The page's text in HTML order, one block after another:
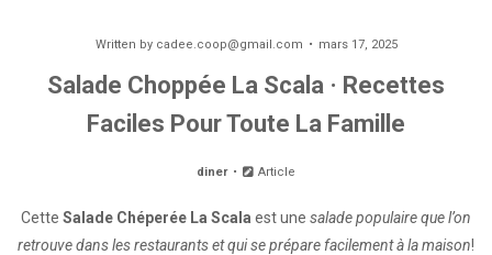
Written by cadee.coop@gmail.com mars 17, 2025
Salade Choppée La Scala · Recettes
Faciles Pour Toute La Famille
diner Article
Cette Salade Chéperée La Scala est une salade populaire que l’on
retrouve dans les restaurants et qui se prépare facilement à la maison!